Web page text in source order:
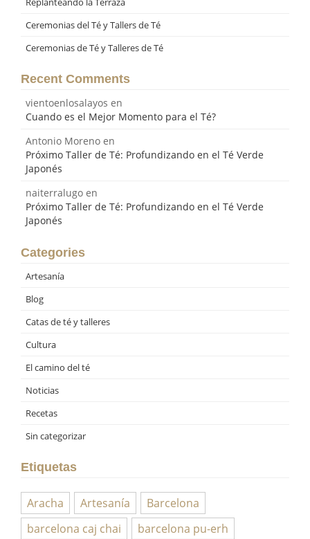
Ceremonias del Té y Tallers de Té
Ceremonias de Té y Talleres de Té
Recent Comments
vientoenlosalayos en
Cuando es el Mejor Momento para el Té?
Antonio Moreno en
Próximo Taller de Té: Profundizando en el Té Verde
Japonés
naiterralugo en
Próximo Taller de Té: Profundizando en el Té Verde
Japonés
Categories
Artesanía
Blog
Catas de té y talleres
Cultura
El camino del té
Noticias
Recetas
Sin categorizar
Etiquetas
Aracha Artesanía
Barcelona
barcelona caj chai
barcelona pu-erh